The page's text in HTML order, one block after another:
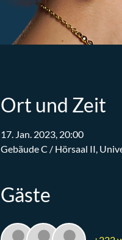
Ort und Zeit
17. Jan. 2023, 20:00
Gebäude C / Hörsaal II,
Gäste